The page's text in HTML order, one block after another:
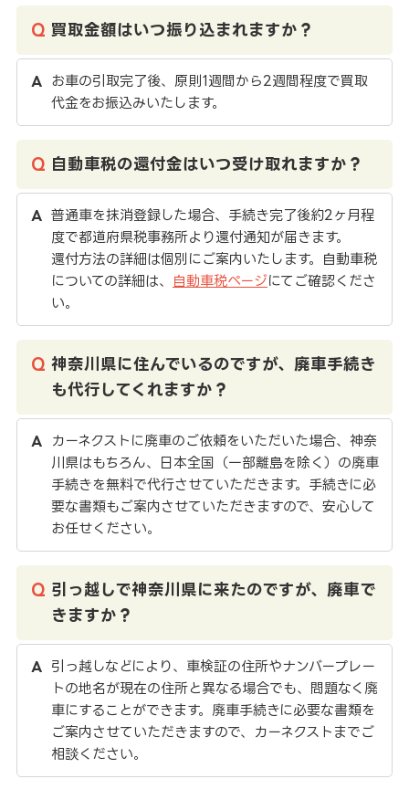
買取金額はいつ振り込まれますか？
お車の引取完了後、原則1週間から2週間程度で買取
代金をお振込みいたします。
自動車税の還付金はいつ受け取れますか？
普通車を抹消登録した場合、手続き完了後約2ヶ月程
度で都道府県税事務所より還付通知が届きます。
還付方法の詳細は個別にご案内いたします。自動車税
についての詳細は、
自動車税ページにてご確認くださ
い。
神奈川県に住んでいるのですが、廃車手続き
も代行してくれますか？
カーネクストに廃車のご依頼をいただいた場合、神奈
川県はもちろん、日本全国（一部離島を除く）の廃車
手続きを無料で代行させていただきます。手続きに必
要な書類もご案内させていただきますので、安心して
お任せください。
引っ越しで神奈川県に来たのですが、廃車で
きますか？
引っ越しなどにより、車検証の住所やナンバープレー
トの地名が現在の住所と異なる場合でも、問題なく廃
車にすることができます。廃車手続きに必要な書類を
ご案内させていただきますので、カーネクストまでご
相談ください。